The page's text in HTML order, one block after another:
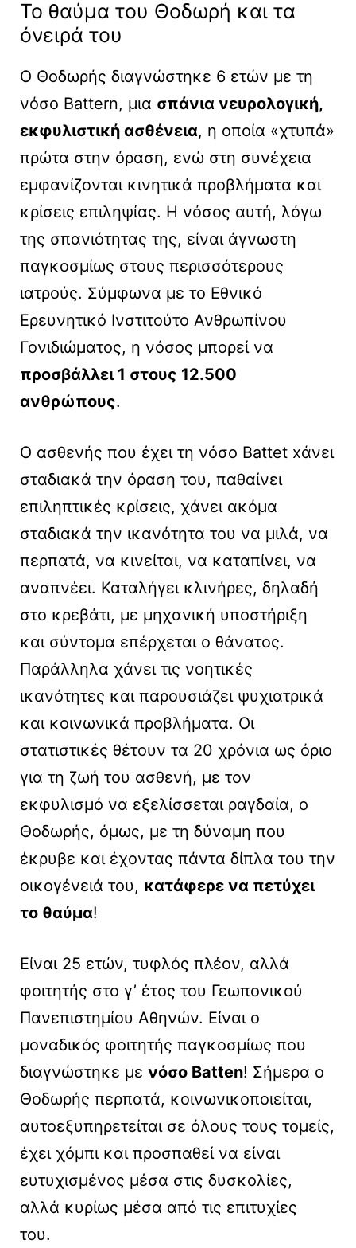
Το θαύμα του Θοδωρή και τα
όνειρά του
Ο Θοδωρής διαγνώστηκε 6 ετών με τη
νόσο Battern, μια σπάνια νευρολογική,
εκφυλιστική ασθένεια, η οποία «χτυπά»
πρώτα στην όραση, ενώ στη συνέχεια
εμφανίζονται κινητικά προβλήματα και
κρίσεις επιληψίας. Η νόσος αυτή, λόγω
της σπανιότητας της, είναι άγνωστη
παγκοσμίως στους περισσότερους
ιατρούς. Σύμφωνα με το Εθνικό
Ερευνητικό Ινστιτούτο Ανθρωπίνου
Γονιδιώματος, η νόσος μπορεί να
προσβάλλει 1 στους 12.500
ανθρώπους.
Ο ασθενής που έχει τη νόσο Battet xάνει
σταδιακά την όραση του, παθαίνει
επιληπτικές κρίσεις, χάνει ακόμα
σταδιακά την ικανότητα του να μιλά, να
περπατά, να κινείται, να καταπίνει, να
αναπνέει. Καταλήγει κλινήρες, δηλαδή
στο κρεβάτι, με μηχανική υποστήριξη
και σύντομα επέρχεται ο θάνατος.
Παράλληλα χάνει τις νοητικές
ικανότητες και παρουσιάζει ψυχιατρικά
και κοινωνικά προβλήματα. Οι
στατιστικές θέτουν τα 20 χρόνια ως όριο
για τη ζωή του ασθενή, με τον
εκφυλισμό να εξελίσσεται ραγδαία, ο
Θοδωρής, όμως, με τη δύναμη που
έκρυβε και έχοντας πάντα δίπλα του την
οικογένειά του, κατάφερε να πετύχει
το θαύμα!
Είναι 25 ετών, τυφλός πλέον, αλλά
φοιτητής στο γ’ έτος του Γεωπονικού
Πανεπιστημίου Αθηνών. Είναι ο
μοναδικός φοιτητής παγκοσμίως που
διαγνώστηκε με νόσο Batten! Σήμερα ο
Θοδωρής περπατά, κοινωνικοποιείται,
αυτοεξυπηρετείται σε όλους τους τομείς,
έχει χόμπι και προσπαθεί να είναι
ευτυχισμένος μέσα στις δυσκολίες,
αλλά κυρίως μέσα από τις επιτυχίες
του.